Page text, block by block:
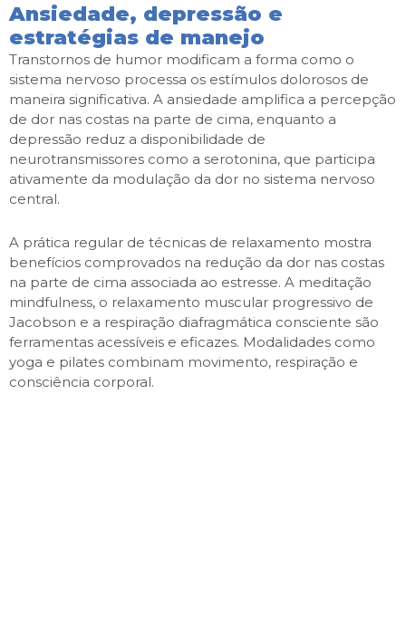
Ansiedade, depressão e
estratégias de manejo
Transtornos de humor modificam a forma como o
sistema nervoso processa os estímulos dolorosos de
maneira significativa. A ansiedade amplifica a percepção
de dor nas costas na parte de cima, enquanto a
depressão reduz a disponibilidade de
neurotransmissores como a serotonina, que participa
ativamente da modulação da dor no sistema nervoso
central.
A prática regular de técnicas de relaxamento mostra
benefícios comprovados na redução da dor nas costas
na parte de cima associada ao estresse. A meditação
mindfulness, o relaxamento muscular progressivo de
Jacobson e a respiração diafragmática consciente são
ferramentas acessíveis e eficazes. Modalidades como
yoga e pilates combinam movimento, respiração e
consciência corporal.